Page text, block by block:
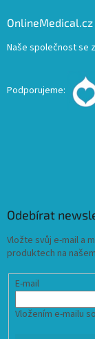
OnlineMedical.cz
Naše společnost se
Podporujeme:
Odebírat
Vložte svůj e-mail a
produktech na
E-mail
Vložením e-mailu